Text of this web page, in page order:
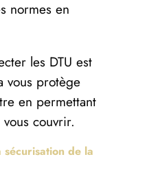
normes en
les DTU est
vous protège
en permettant
couvrir.
sécurisation de la